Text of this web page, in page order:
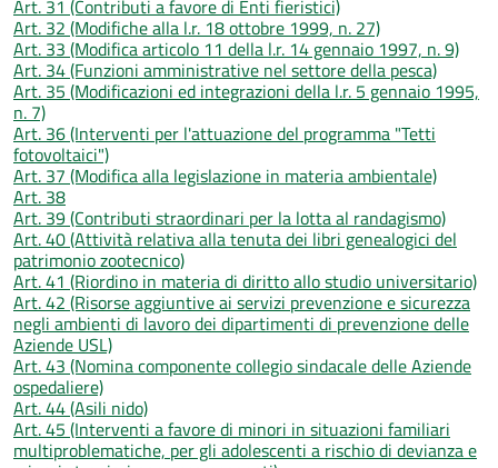
Art. 31 (Contributi a favore di Enti fieristici)
Art. 32 (Modifiche alla l.r. 18 ottobre 1999, n. 27)
Art. 33 (Modifica articolo 11 della l.r. 14 gennaio 1997, n. 9)
Art. 34 (Funzioni amministrative nel settore della pesca)
Art. 35 (Modificazioni ed integrazioni della l.r. 5 gennaio 1995,
n. 7)
Art. 36 (Interventi per l'attuazione del programma "Tetti
fotovoltaici")
Art. 37 (Modifica alla legislazione in materia ambientale)
Art. 38
Art. 39 (Contributi straordinari per la lotta al randagismo)
Art. 40 (Attività relativa alla tenuta dei libri genealogici del
patrimonio zootecnico)
Art. 41 (Riordino in materia di diritto allo studio universitario)
Art. 42 (Risorse aggiuntive ai servizi prevenzione e sicurezza
negli ambienti di lavoro dei dipartimenti di prevenzione delle
Aziende USL)
Art. 43 (Nomina componente collegio sindacale delle Aziende
ospedaliere)
Art. 44 (Asili nido)
Art. 45 (Interventi a favore di minori in situazioni familiari
multiproblematiche, per gli adolescenti a rischio di devianza e